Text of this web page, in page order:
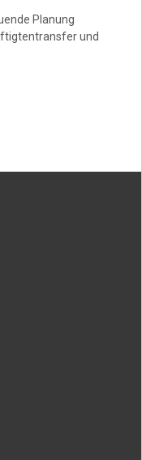
Planung
und